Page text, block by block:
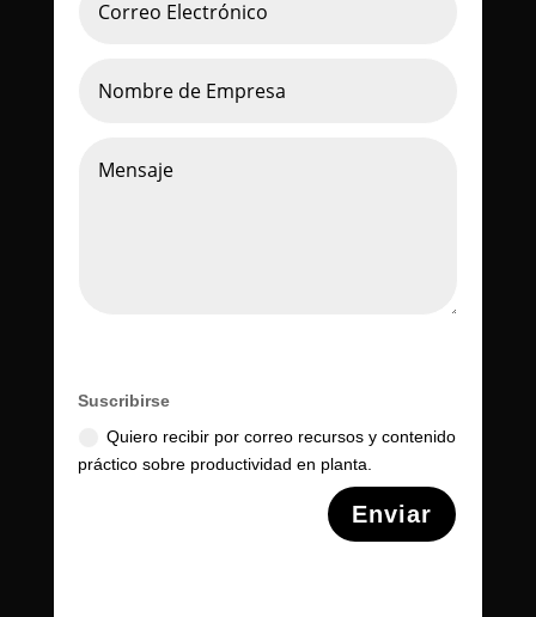
Suscribirse
Quiero recibir por correo recursos y contenido
práctico sobre productividad en planta.
Enviar